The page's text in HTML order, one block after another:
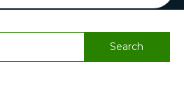
for: